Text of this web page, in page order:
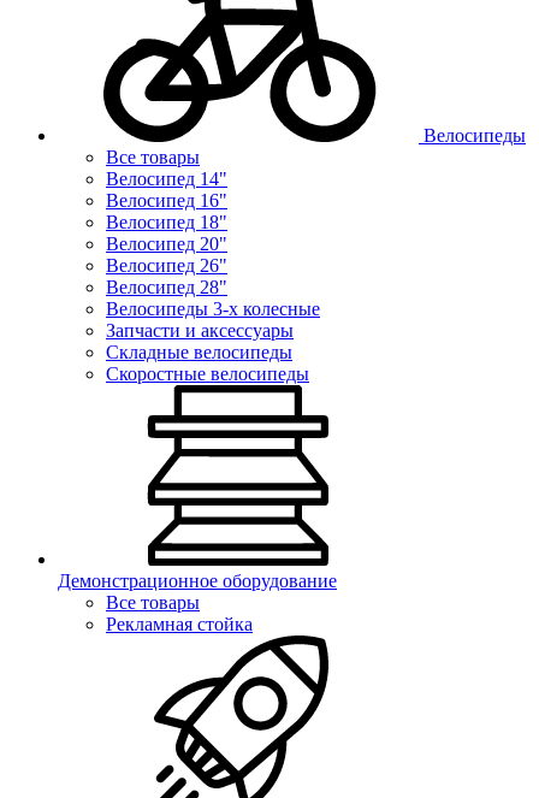
Велосипеды
Все товары
Велосипед 14"
Велосипед 16"
Велосипед 18"
Велосипед 20"
Велосипед 26"
Велосипед 28"
Велосипеды 3-х колесные
Запчасти и аксессуары
Складные велосипеды
Скоростные велосипеды
Демонстрационное оборудование
Все товары
Рекламная стойка